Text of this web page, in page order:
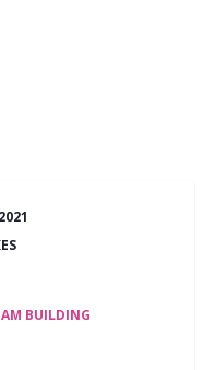
BUILDING